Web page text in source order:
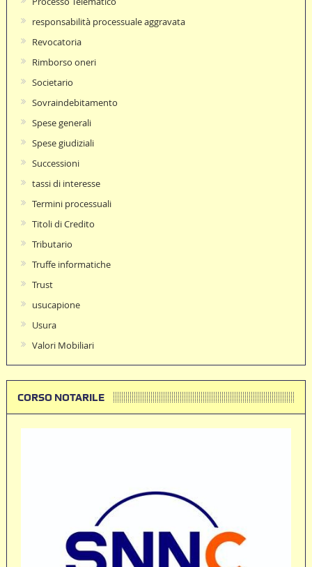
responsabilità processuale aggravata
Revocatoria
Rimborso oneri
Societario
Sovraindebitamento
Spese generali
Spese giudiziali
Successioni
tassi di interesse
Termini processuali
Titoli di Credito
Tributario
Truffe informatiche
Trust
usucapione
Usura
Valori Mobiliari
CORSO NOTARILE